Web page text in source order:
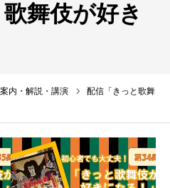
舞伎が好き
内・解説・講演
配信「きっと歌舞